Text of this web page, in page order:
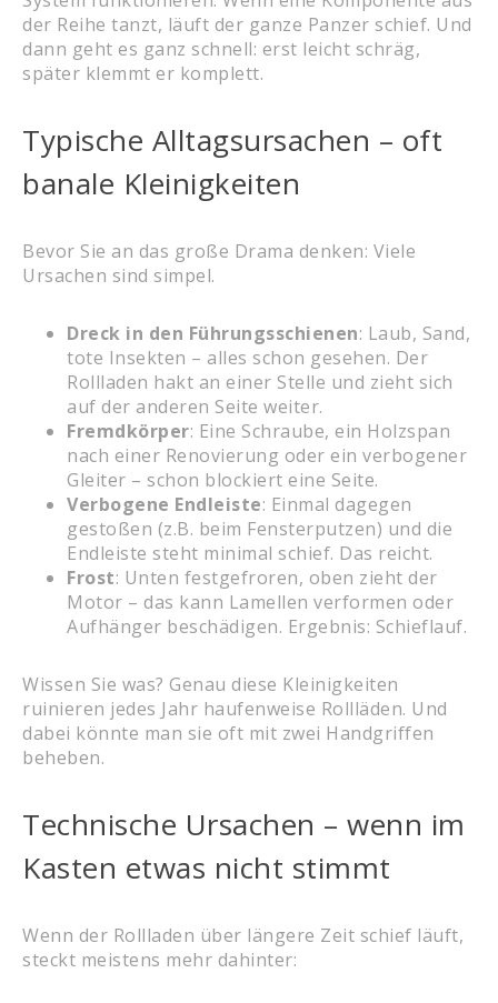
der Reihe tanzt, läuft der ganze Panzer schief. Und
dann geht es ganz schnell: erst leicht schräg,
später klemmt er komplett.
Typische Alltagsursachen – oft
banale Kleinigkeiten
Bevor Sie an das große Drama denken: Viele
Ursachen sind simpel.
Dreck in den Führungsschienen: Laub, Sand,
tote Insekten – alles schon gesehen. Der
Rollladen hakt an einer Stelle und zieht sich
auf der anderen Seite weiter.
Fremdkörper: Eine Schraube, ein Holzspan
nach einer Renovierung oder ein verbogener
Gleiter – schon blockiert eine Seite.
Verbogene Endleiste: Einmal dagegen
gestoßen (z.B. beim Fensterputzen) und die
Endleiste steht minimal schief. Das reicht.
Frost: Unten festgefroren, oben zieht der
Motor – das kann Lamellen verformen oder
Aufhänger beschädigen. Ergebnis: Schieflauf.
Wissen Sie was? Genau diese Kleinigkeiten
ruinieren jedes Jahr haufenweise Rollläden. Und
dabei könnte man sie oft mit zwei Handgriffen
beheben.
Technische Ursachen – wenn im
Kasten etwas nicht stimmt
Wenn der Rollladen über längere Zeit schief läuft,
steckt meistens mehr dahinter: